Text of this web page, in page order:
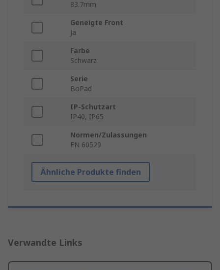
83.7mm
Geneigte Front
Ja
Farbe
Schwarz
Serie
BoPad
IP-Schutzart
IP40, IP65
Normen/Zulassungen
EN 60529
Ähnliche Produkte finden
Verwandte Links